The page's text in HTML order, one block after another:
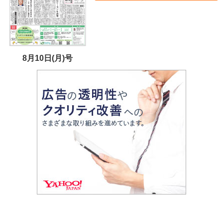
8月10日(月)号